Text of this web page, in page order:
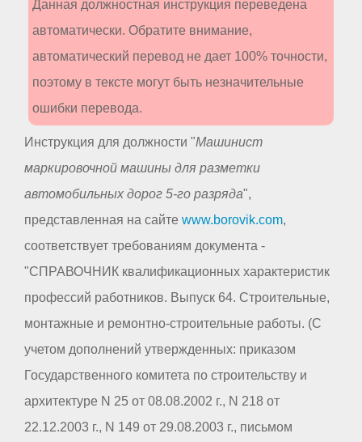
Данная должностная инструкция переведена
автоматически. Обратите внимание,
автоматический перевод не дает 100% точности,
поэтому в тексте могут быть незначительные
ошибки перевода.
Инструкция для должности "Машинист
маркировочной машины для разметки
автомобильных дорог 5-го разряда",
представленная на сайте www.borovik.com,
соответствует требованиям документа -
"СПРАВОЧНИК квалификационных характеристик
профессий работников. Выпуск 64. Строительные,
монтажные и ремонтно-строительные работы. (С
учетом дополнений утвержденных: приказом
Государственного комитета по строительству и
архитектуре N 25 от 08.08.2002 г., N 218 от
22.12.2003 г., N 149 от 29.08.2003 г., письмом